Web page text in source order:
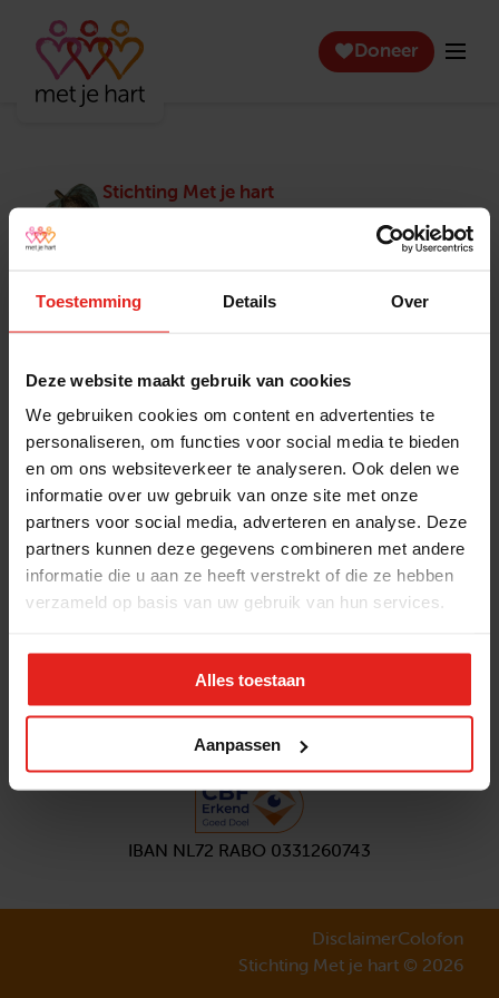
Toestemming Details Over
Deze website maakt gebruik van cookies
We gebruiken cookies om content en advertenties te
personaliseren, om functies voor social media te bieden
en om ons websiteverkeer te analyseren. Ook delen we
informatie over uw gebruik van onze site met onze
partners voor social media, adverteren en analyse. Deze
partners kunnen deze gegevens combineren met andere
informatie die u aan ze heeft verstrekt of die ze hebben
verzameld op basis van uw gebruik van hun services.
Alles toestaan
Aanpassen
Doneer
Stichting Met je hart
Stichting Met je hart laat ouderen die zich
eenzaam voelen weer genieten en inspireert
winnaar van het Appeltje van Oranje.
Actuele vacatures
Pers en media
Jaarverslag 2025
Contact
Klachtenprocedure
Privacyverklaring
Opzeggen
Volg ons
Aanmeldennieuwsbrief
IBAN NL72 RABO 0331260743
DisclaimerColofon
Stichting Met je hart © 2026